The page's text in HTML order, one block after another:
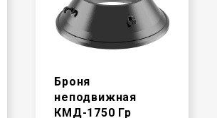
Броня
неподвижная
КМД-1750 Гр